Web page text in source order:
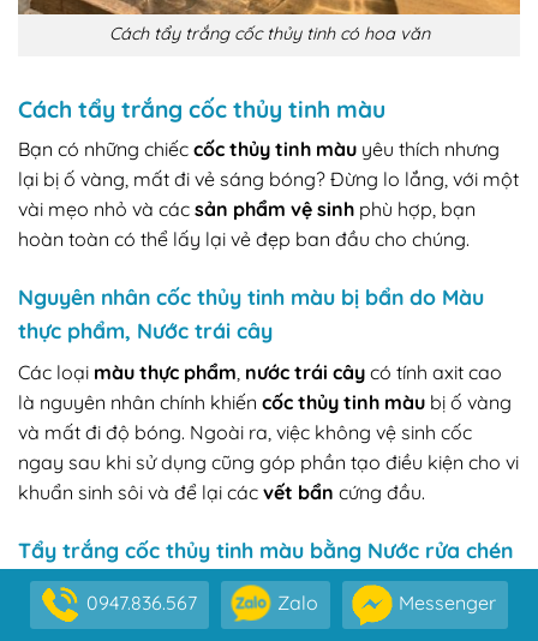
Cách tẩy trắng cốc thủy tinh có hoa văn
Cách tẩy trắng cốc thủy tinh màu
Bạn có những chiếc cốc thủy tinh màu yêu thích nhưng
lại bị ố vàng, mất đi vẻ sáng bóng? Đừng lo lắng, với một
vài mẹo nhỏ và các sản phẩm vệ sinh phù hợp, bạn
hoàn toàn có thể lấy lại vẻ đẹp ban đầu cho chúng.
Nguyên nhân cốc thủy tinh màu bị bẩn do Màu
thực phẩm, Nước trái cây
Các loại màu thực phẩm nước trái cây có tính axit cao
là nguyên nhân chính khiến cốc thủy tinh màu bị ố vàng
và mất đi độ bóng. Ngoài ra, việc không vệ sinh cốc
ngay sau khi sử dụng cũng góp phần tạo điều kiện cho vi
khuẩn sinh sôi và để lại các vết bẩn cứng đầu.
Tẩy trắng cốc thủy tinh màu bằng Nước rửa chén
và Nước ấm
Bước 1:Đầu tiên, bạn hãy rửa sạchcốc thủy tinh màu
0947.836.567 Zalo Messenger